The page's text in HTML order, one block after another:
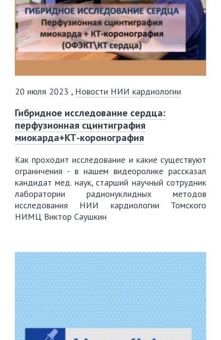
20 июля 2023 , Новости НИИ кардиологии
Гибридное исследование сердца:
перфузионная сцинтиграфия
миокарда+КТ-коронография
Как проходит исследование и какие существуют
ограничения - в нашем видеоролике рассказал
кандидат мед. наук, старший научный сотрудник
лаборатории радионуклидных методов
исследования НИИ кардиологии Томского
НИМЦ Виктор Саушкин